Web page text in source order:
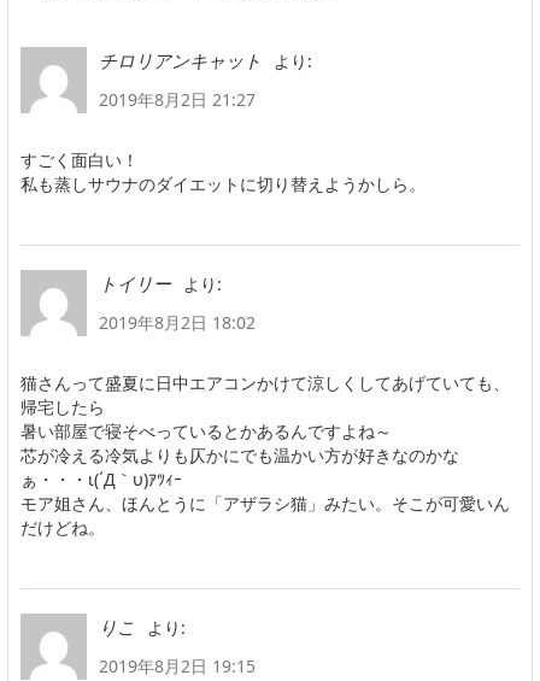
チロリアンキャット
より:
2019年8月2日 21:27
すごく面白い！
私も蒸しサウナのダイエットに切り替えようかしら。
トイリー
より:
2019年8月2日 18:02
猫さんって盛夏に日中エアコンかけて涼しくしてあげていても、
帰宅したら
暑い部屋で寝そべっているとかあるんですよね～
芯が冷える冷気よりも仄かにでも温かい方が好きなのかな
ぁ・・・ι(´Д｀υ)ｱﾂｨｰ
モア姐さん、ほんとうに「アザラシ猫」みたい。そこが可愛いん
だけどね。
りこ
より:
2019年8月2日 19:15